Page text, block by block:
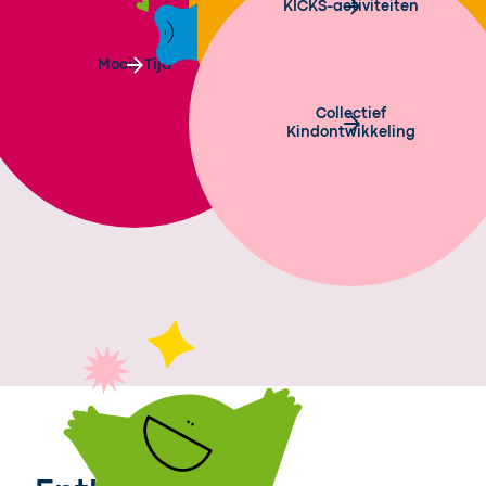
Mooie Tijd
KICKS-activiteiten
Collectief
Kindontwikkeling